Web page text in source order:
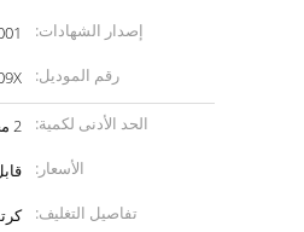
إصدار الشهادات:
رقم الموديل:
الحد الأدنى لكمية:
2 مجموعة
الأسعار:
تفاصيل التغليف: